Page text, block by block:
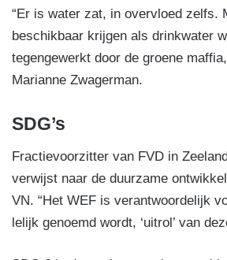
“Er is water zat, in overvloed zelfs.
beschikbaar krijgen als drinkwater
tegengewerkt door de groene
Marianne Zwagerman.
SDG’s
Fractievoorzitter van FVD in
verwijst naar de duurzame
VN. “Het WEF is verantwoordelijk
lelijk genoemd wordt, ‘uitrol’ van